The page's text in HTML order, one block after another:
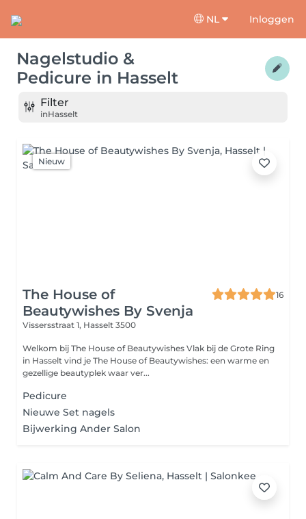
NL Inloggen
Nagelstudio &
Pedicure in Hasselt
Filter
inHasselt
Nieuw
The House of
Beautywishes By Svenja
16
Vissersstraat 1, Hasselt 3500
Welkom bij The House of Beautywishes Vlak bij de Grote Ring
in Hasselt vind je The House of Beautywishes: een warme en
gezellige beautyplek waar ver...
Pedicure
Nieuwe Set nagels
Bijwerking Ander Salon